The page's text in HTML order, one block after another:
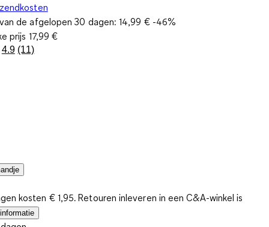
de afgelopen 30 dagen:14,99 €-46%
prijs 17,99 €
4.9 Lees
(11)
kosten € 1,95. Retouren inleveren in een C&A-winkel is